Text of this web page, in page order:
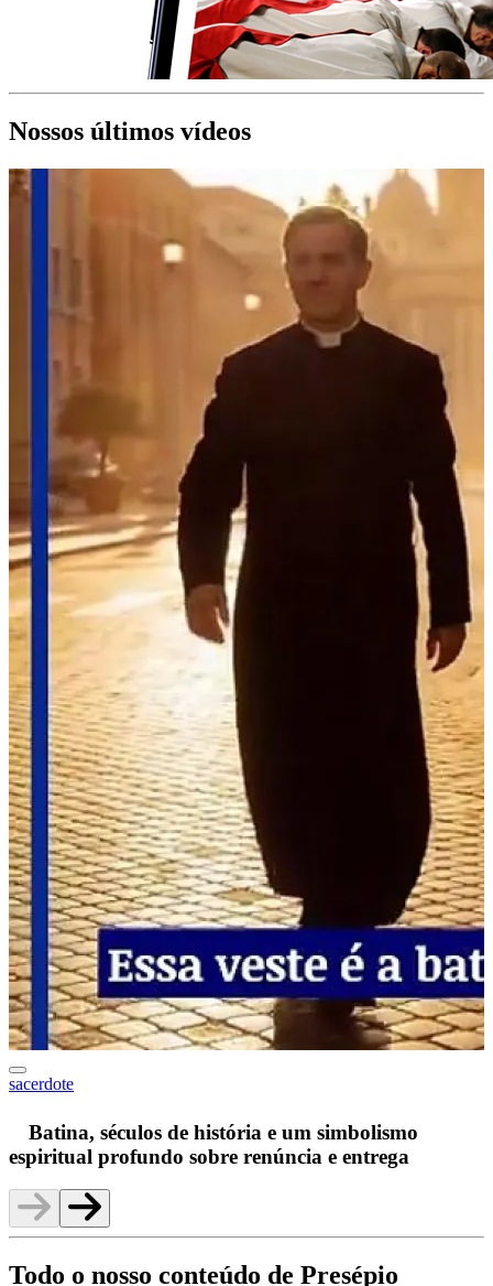
Nossos últimos vídeos
sacerdote
Batina, séculos de história e um simbolismo
espiritual profundo sobre renúncia e entrega
Todo o nosso conteúdo de Presépio